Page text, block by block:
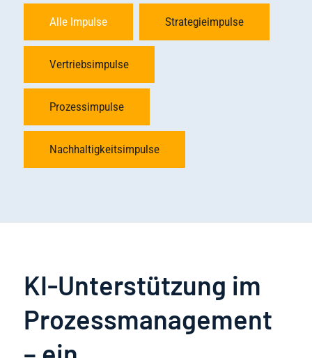
Alle Impulse Strategieimpulse
Vertriebsimpulse
Prozessimpulse
Nachhaltigkeitsimpulse
KI-Unterstützung im
Prozessmanagement